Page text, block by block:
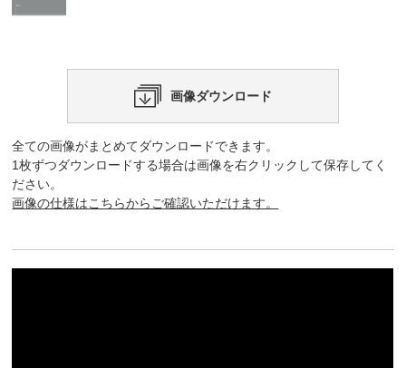
画像ダウンロード
全ての画像がまとめてダウンロードできます。
1枚ずつダウンロードする場合は画像を右クリックして保存してく
ださい。
画像の仕様はこちらからご確認いただけます。